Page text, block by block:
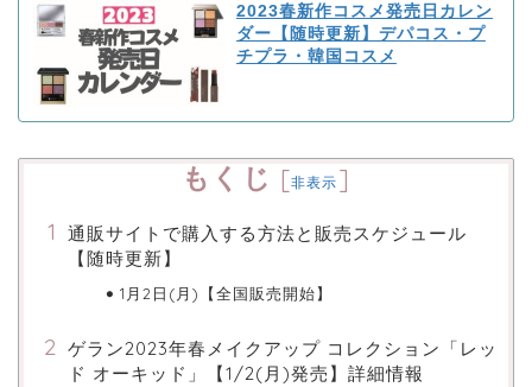
2023春新作コスメ発売日カレン
ダー【随時更新】デパコス・プ
チプラ・韓国コスメ
もくじ [非表示 ]
通販サイトで購入する方法と販売スケジュール
【随時更新】
1月2日(月)【全国販売開始】
ゲラン2023年春メイクアップ コレクション「レッ
ド オーキッド」【1/2(月)発売】詳細情報